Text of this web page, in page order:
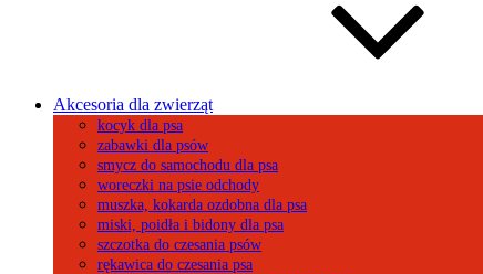
Akcesoria dla zwierząt
kocyk dla psa
zabawki dla psów
smycz do samochodu dla psa
woreczki na psie odchody
muszka, kokarda ozdobna dla psa
miski, poidła i bidony dla psa
szczotka do czesania psów
rękawica do czesania psa